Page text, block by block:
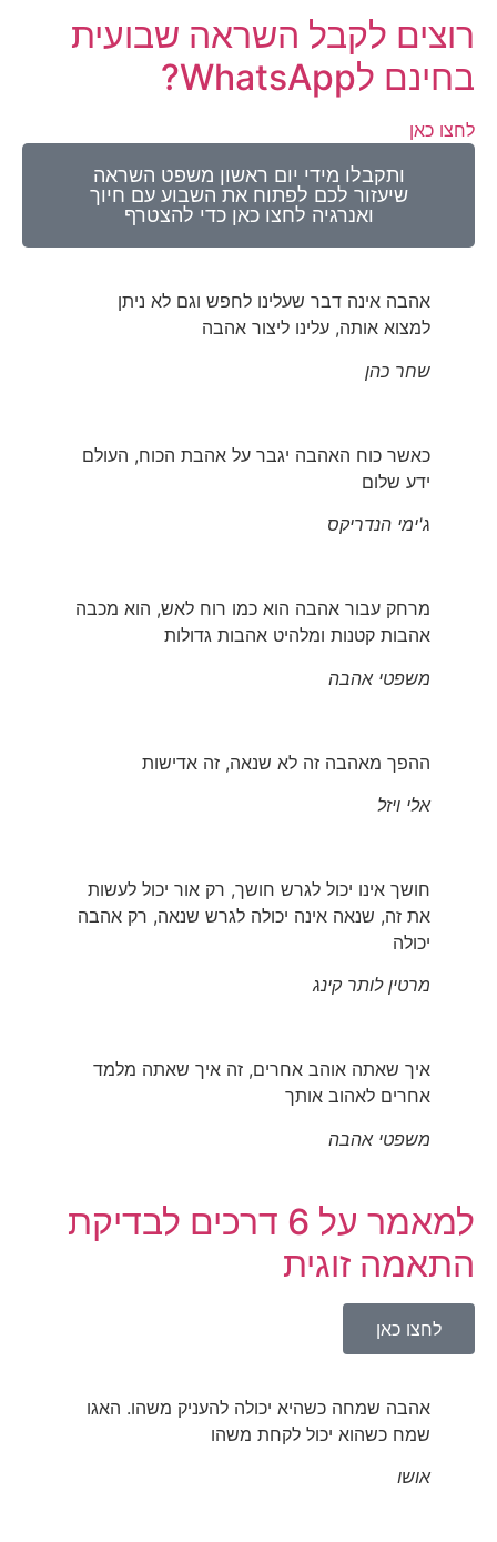
רוצים לקבל השראה שבועית
בחינם לWhatsApp?
לחצו כאן
ותקבלו מידי יום ראשון משפט השראה
שיעזור לכם לפתוח את השבוע עם חיוך
ואנרגיה לחצו כאן כדי להצטרף​
אהבה אינה דבר שעלינו לחפש וגם לא ניתן
למצוא אותה, עלינו ליצור אהבה
שחר כהן
כאשר כוח האהבה יגבר על אהבת הכוח, העולם
ידע שלום
ג'ימי הנדריקס
מרחק עבור אהבה הוא כמו רוח לאש, הוא מכבה
אהבות קטנות ומלהיט אהבות גדולות
משפטי אהבה
ההפך מאהבה זה לא שנאה, זה אדישות
אלי ויזל
חושך אינו יכול לגרש חושך, רק אור יכול לעשות
את זה, שנאה אינה יכולה לגרש שנאה, רק אהבה
יכולה
מרטין לותר קינג
איך שאתה אוהב אחרים, זה איך שאתה מלמד
אחרים לאהוב אותך
משפטי אהבה
למאמר על 6 דרכים לבדיקת
התאמה זוגית
לחצו כאן
אהבה שמחה כשהיא יכולה להעניק משהו. האגו
שמח כשהוא יכול לקחת משהו
אושו